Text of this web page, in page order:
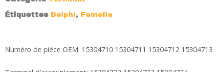
Étiquettes Delphi, Femelle
Numéro de pièce OEM: 15304710 15304711 15304712 15304713